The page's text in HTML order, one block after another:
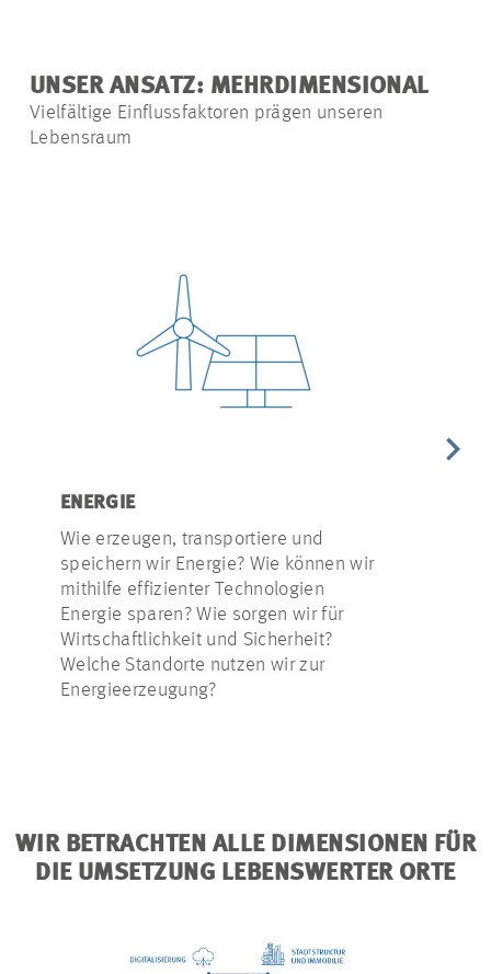
UNSER ANSATZ: MEHRDIMENSIONAL
Vielfältige Einflussfaktoren prägen unseren
Lebensraum
ENERGIE
Wie erzeugen, transportiere und
speichern wir Energie? Wie können wir
mithilfe effizienter Technologien
Energie sparen? Wie sorgen wir für
Wirtschaftlichkeit und Sicherheit?
Welche Standorte nutzen wir zur
Energieerzeugung?
WIR BETRACHTEN ALLE DIMENSIONEN FÜR
DIE UMSETZUNG LEBENSWERTER ORTE